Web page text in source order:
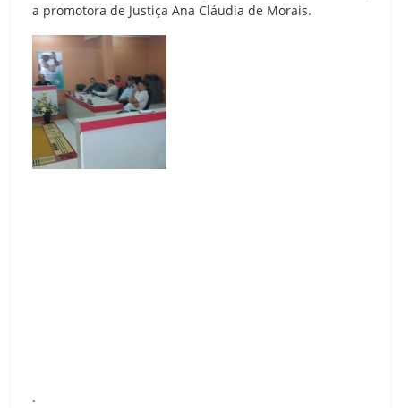
a promotora de Justiça Ana Cláudia de Morais.
.